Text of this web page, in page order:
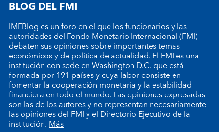
BLOG DEL FMI
IMFBlog es un foro en el que los funcionarios y las
autoridades del Fondo Monetario Internacional (FMI)
debaten sus opiniones sobre importantes temas
económicos y de política de actualidad. El FMI es una
institución con sede en Washington D.C. que está
formada por 191 países y cuya labor consiste en
fomentar la cooperación monetaria y la estabilidad
financiera en todo el mundo. Las opiniones expresadas
son las de los autores y no representan necesariamente
las opiniones del FMI y el Directorio Ejecutivo de la
institución.Más